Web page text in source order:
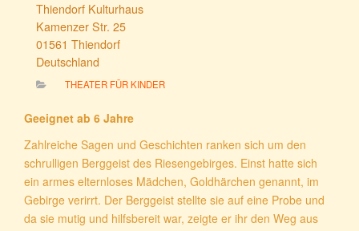
Thiendorf Kulturhaus
Kamenzer Str. 25
01561 Thiendorf
Deutschland
THEATER FÜR KINDER
Geeignet ab 6 Jahre
Zahlreiche Sagen und Geschichten ranken sich um den
schrulligen Berggeist des Riesengebirges. Einst hatte sich
ein armes elternloses Mädchen, Goldhärchen genannt, im
Gebirge verirrt. Der Berggeist stellte sie auf eine Probe und
da sie mutig und hilfsbereit war, zeigte er ihr den Weg aus